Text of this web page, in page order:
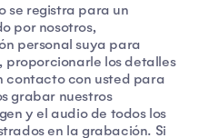
se registra para un
por nosotros,
personal suya para
proporcionarle los detalles
contacto con usted para
grabar nuestros
y el audio de todos los
en la grabación. Si